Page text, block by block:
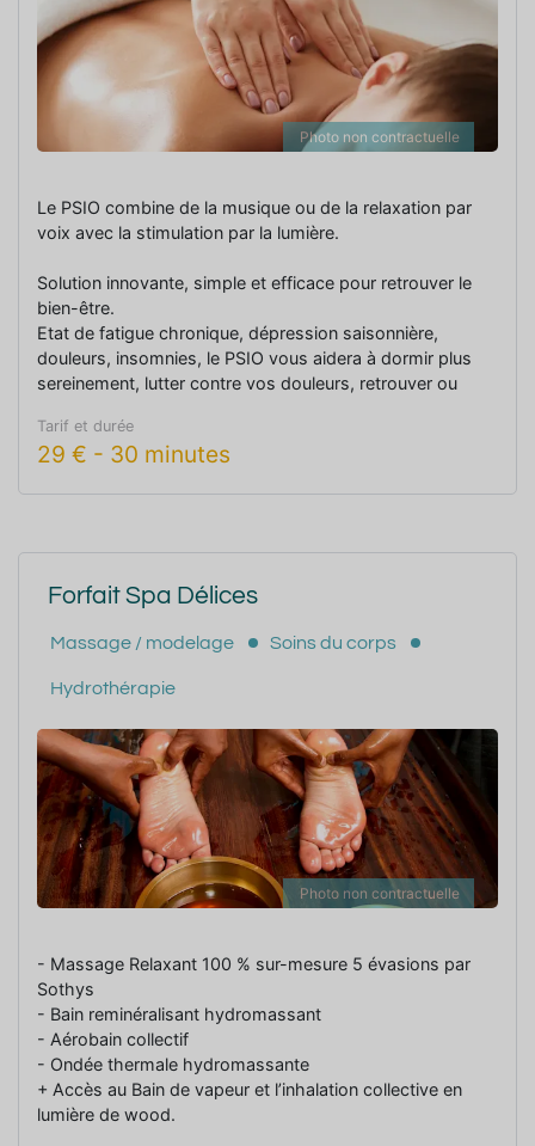
Photo non contractuelle
Le PSIO combine de la musique ou de la relaxation par
voix avec la stimulation par la lumière.
Solution innovante, simple et efficace pour retrouver le
bien-être.
Etat de fatigue chronique, dépression saisonnière,
douleurs, insomnies, le PSIO vous aidera à dormir plus
sereinement, lutter contre vos douleurs, retrouver ou
Tarif et durée
29 € - 30 minutes
Forfait Spa Délices
Massage / modelage Soins du corps
Hydrothérapie
Photo non contractuelle
- Massage Relaxant 100 % sur-mesure 5 évasions par
Sothys
- Bain reminéralisant hydromassant
- Aérobain collectif
- Ondée thermale hydromassante
+ Accès au Bain de vapeur et l’inhalation collective en
lumière de wood.